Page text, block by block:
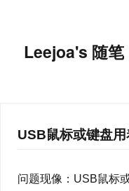
Leejoa's 随笔
USB鼠标或键盘
问题现像：USB鼠标